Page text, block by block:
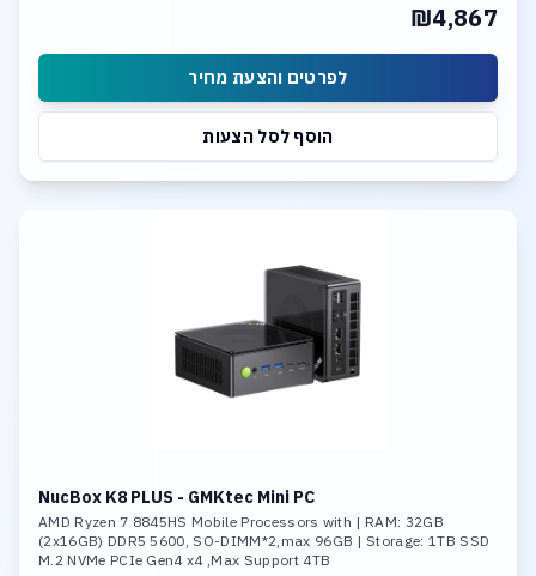
₪4,867
לפרטים והצעת מחיר
הוסף לסל הצעות
NucBox K8 PLUS - GMKtec Mini PC
AMD Ryzen 7 8845HS Mobile Processors with | RAM: 32GB
(2x16GB) DDR5 5600, SO-DIMM*2,max 96GB | Storage: 1TB SSD
M.2 NVMe PCIe Gen4 x4 ,Max Support 4TB